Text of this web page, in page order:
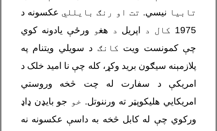
تابیا نیسي. تت او رنګ بایللي عکسونه د
1975 کال د اپریل د هغو
ورځې یادونه کوي
چې کمونست ویت کانګ د سویلي ویتنام په
پلازمېنه سیګون برید وکړ، کله چې نا امید خلک د
امریکې د سفارت له چت څخه وروستي
امریکايي هلیکوپټر ته ورننوتل. خو جو بایډن ډاډ
ورکوي چې له کابل څخه به داسې عکسونه نه